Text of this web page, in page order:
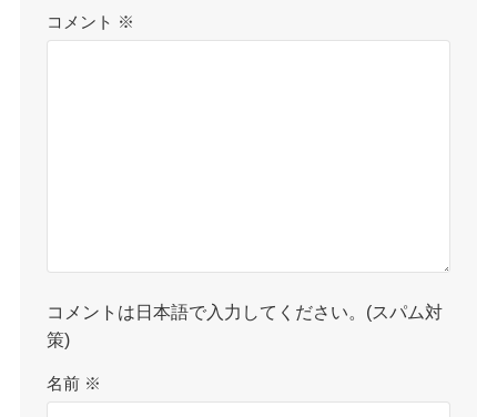
コメント ※
コメントは日本語で入力してください。(スパム対
策)
名前 ※